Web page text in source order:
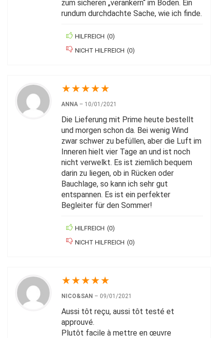
zum sicheren „verankern“ im Boden. Ein
rundum durchdachte Sache, wie ich finde.
HILFREICH (0)
NICHT HILFREICH (0)
★★★★★
ANNA – 10/01/2021
Die Lieferung mit Prime heute bestellt
und morgen schon da. Bei wenig Wind
zwar schwer zu befüllen, aber die Luft im
Inneren hielt vier Tage an und ist noch
nicht verwelkt. Es ist ziemlich bequem
darin zu liegen, ob in Rücken oder
Bauchlage, so kann ich sehr gut
entspannen. Es ist ein perfekter
Begleiter für den Sommer!
HILFREICH (0)
NICHT HILFREICH (0)
★★★★★
NICO&SAN – 09/01/2021
Aussi tôt reçu, aussi tôt testé et
approuvé.
Plutôt facile à mettre en œuvre